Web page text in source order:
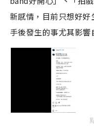
新感情，目前只想好
手後發生的事尤其影